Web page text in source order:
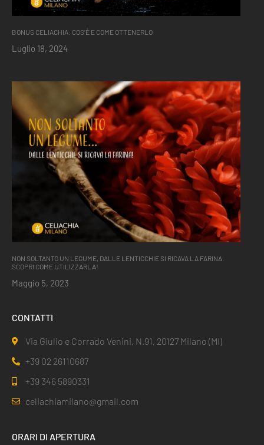
BONUS CELIACHIA: COS’È E COME OTTENERLO
Luglio 18, 2024
NON SOLTANTO UN LEGUME, DALLE LENTICCHIE SI RICAVA LA FARINA.
SCOPRI COME UTILIZZARLA!
Maggio 5, 2023
CONTATTI
Via Giulio e Corrado Venini, N.91, 20127 Milano (MI)
+39 02 26110687
+39 346 5890331
celiachiamilano@gmail.com
ORARI DI APERTURA